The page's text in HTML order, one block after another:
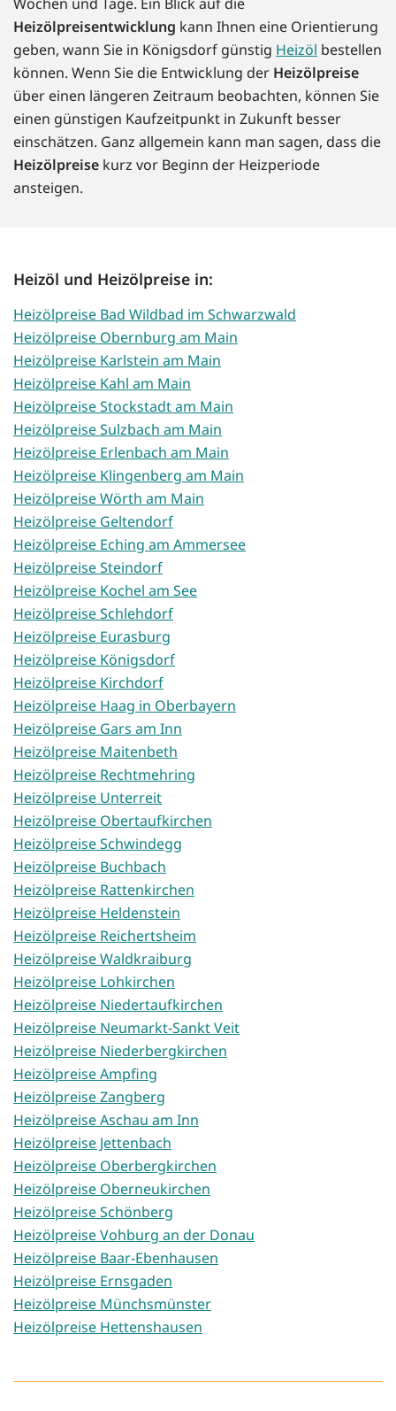
Heizölpreisentwicklung kann Ihnen eine Orientierung
geben, wann Sie in Königsdorf günstig Heizöl bestellen
können. Wenn Sie die Entwicklung der Heizölpreise
über einen längeren Zeitraum beobachten, können Sie
einen günstigen Kaufzeitpunkt in Zukunft besser
einschätzen. Ganz allgemein kann man sagen, dass die
Heizölpreise kurz vor Beginn der Heizperiode
ansteigen.
Heizöl und Heizölpreise in:
Heizölpreise Bad Wildbad im Schwarzwald
Heizölpreise Obernburg am Main
Heizölpreise Karlstein am Main
Heizölpreise Kahl am Main
Heizölpreise Stockstadt am Main
Heizölpreise Sulzbach am Main
Heizölpreise Erlenbach am Main
Heizölpreise Klingenberg am Main
Heizölpreise Wörth am Main
Heizölpreise Geltendorf
Heizölpreise Eching am Ammersee
Heizölpreise Steindorf
Heizölpreise Kochel am See
Heizölpreise Schlehdorf
Heizölpreise Eurasburg
Heizölpreise Königsdorf
Heizölpreise Kirchdorf
Heizölpreise Haag in Oberbayern
Heizölpreise Gars am Inn
Heizölpreise Maitenbeth
Heizölpreise Rechtmehring
Heizölpreise Unterreit
Heizölpreise Obertaufkirchen
Heizölpreise Schwindegg
Heizölpreise Buchbach
Heizölpreise Rattenkirchen
Heizölpreise Heldenstein
Heizölpreise Reichertsheim
Heizölpreise Waldkraiburg
Heizölpreise Lohkirchen
Heizölpreise Niedertaufkirchen
Heizölpreise Neumarkt-Sankt Veit
Heizölpreise Niederbergkirchen
Heizölpreise Ampfing
Heizölpreise Zangberg
Heizölpreise Aschau am Inn
Heizölpreise Jettenbach
Heizölpreise Oberbergkirchen
Heizölpreise Oberneukirchen
Heizölpreise Schönberg
Heizölpreise Vohburg an der Donau
Heizölpreise Baar-Ebenhausen
Heizölpreise Ernsgaden
Heizölpreise Münchsmünster
Heizölpreise Hettenshausen